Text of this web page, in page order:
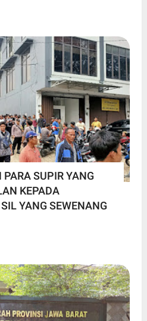
SUPIR YANG
KEPADA
YANG SEWENANG